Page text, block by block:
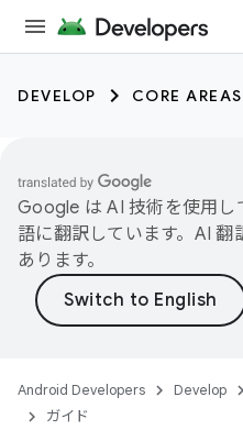
DEVELOP CORE AREAS
Google は AI 技術を使用し
語に翻訳しています。AI
あります。
Android Developers Develop
ガイド